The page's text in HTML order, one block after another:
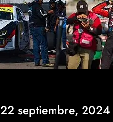
22 septiembre, 2024